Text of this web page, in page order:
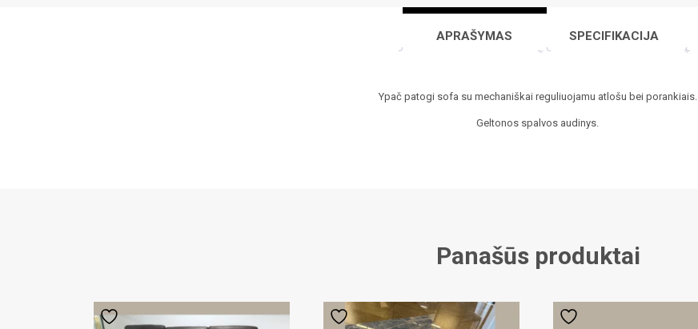
APRAŠYMAS SPECIFIKACIJA
Ypač patogi sofa su mechaniškai reguliuojamu atlošu bei porankiais.
Geltonos spalvos audinys.
Panašūs produktai